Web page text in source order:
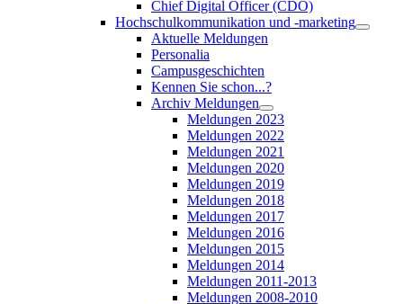
Chief Digital Officer (CDO)
Hochschulkommunikation und -marketing
Aktuelle Meldungen
Personalia
Campusgeschichten
Kennen Sie schon...?
Archiv Meldungen
Meldungen 2023
Meldungen 2022
Meldungen 2021
Meldungen 2020
Meldungen 2019
Meldungen 2018
Meldungen 2017
Meldungen 2016
Meldungen 2015
Meldungen 2014
Meldungen 2011-2013
Meldungen 2008-2010